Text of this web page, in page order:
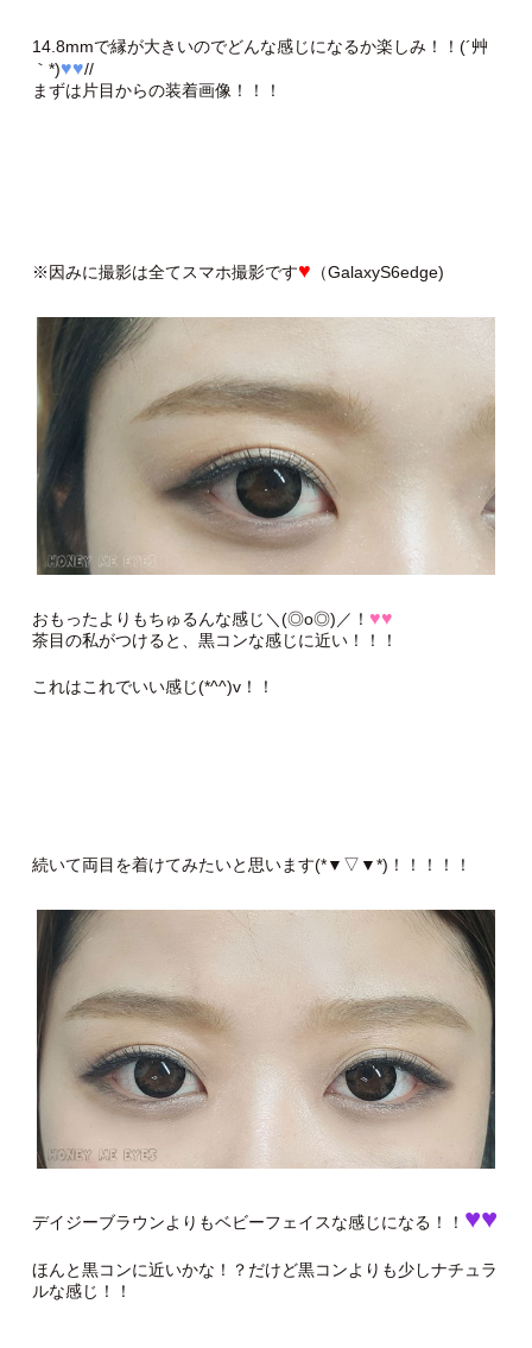
14.8mmで縁が大きいのでどんな感じになるか楽しみ！！(´艸
｀*)♥♥//
まずは片目からの装着画像！！！
※因みに撮影は全てスマホ撮影です♥ （GalaxyS6edge)
おもったよりもちゅるんな感じ＼(◎o◎)／！ ♥♥
茶目の私がつけると、黒コンな感じに近い！！！
これはこれでいい感じ(*^^)v！！
続いて両目を着けてみたいと思います(*▼▽▼*)！！！！！
デイジーブラウンよりもベビーフェイスな感じになる！！ ♥♥
ほんと黒コンに近いかな！？だけど黒コンよりも少しナチュラ
ルな感じ！！